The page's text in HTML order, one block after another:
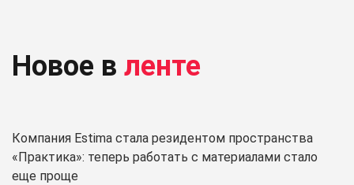
Новое в ленте
Компания Estima стала резидентом пространства
«Практика»: теперь работать с материалами стало
еще проще